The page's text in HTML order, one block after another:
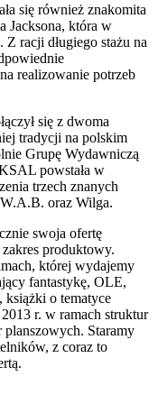
się również znakomita
Jacksona, która w
Z racji długiego stażu na
realizowanie potrzeb
się z dwoma
tradycji na polskim
Grupę Wydawniczą
powstała w
trzech znanych
oraz Wilga.
swoja ofertę
produktowy.
której wydajemy
fantastykę, OLE,
książki o tematyce
r. w ramach struktur
planszowych. Staramy
z coraz to